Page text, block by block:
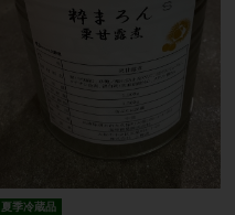
夏季冷蔵品